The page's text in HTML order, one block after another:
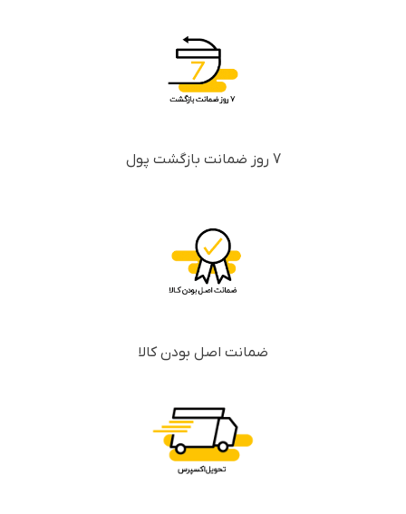
7 روز ضمانت بازگشت پول
ضمانت اصل بودن کالا